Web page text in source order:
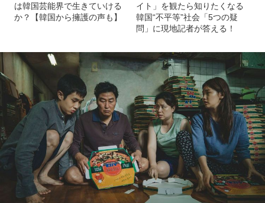
は韓国芸能界で生きていける
か？【韓国から擁護の声も】
イト」を観たら知りたくなる
韓国“不平等”社会「5つの疑
問」に現地記者が答える！